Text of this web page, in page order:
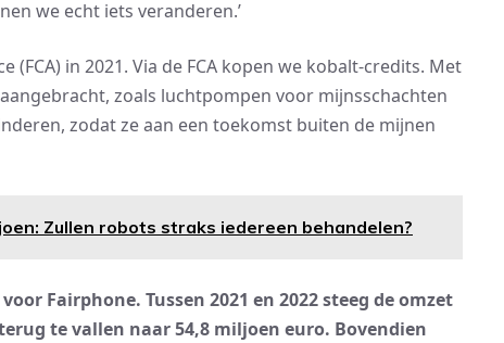
we echt iets veranderen.’
in 2021. Via de FCA kopen we kobalt-credits. Met
zoals luchtpompen voor mijnsschachten
zodat ze aan een toekomst buiten de mijnen
Zullen robots straks iedereen behandelen?
Fairphone. Tussen 2021 en 2022 steeg de omzet
te vallen naar 54,8 miljoen euro. Bovendien